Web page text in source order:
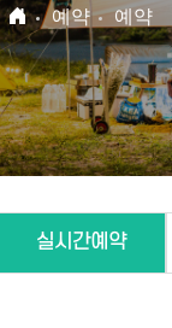
예약 예약
실시간예약